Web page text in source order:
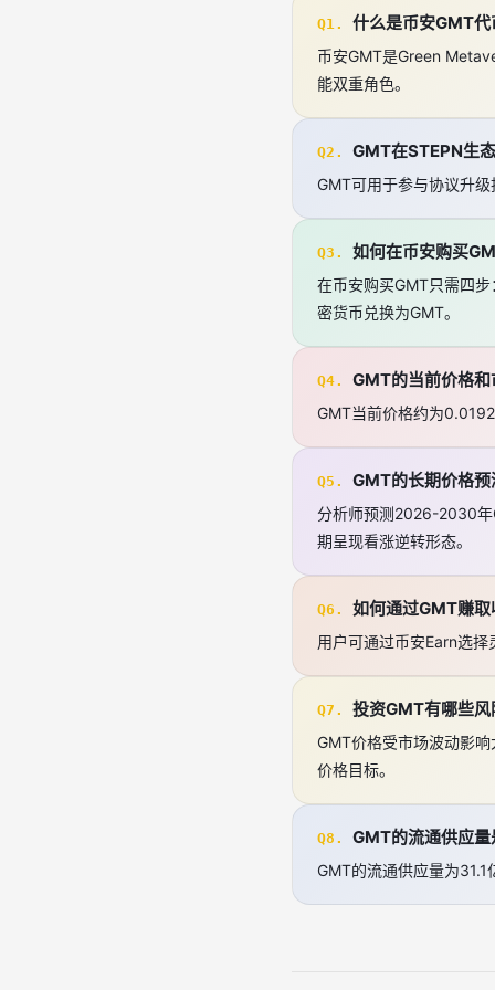
Q1. 什么是币安GMT代
币安GMT是Green
能双重角色。
Q2. GMT在STEPN生
GMT可用于参与协议升
Q3. 如何在币安购买
在币安购买GMT只需四
密货币兑换为GMT。
Q4. GMT的当前价格
GMT当前价格约为
Q5. GMT的长期价格预
分析师预测2026-2030年
期呈现看涨逆转形态。
Q6. 如何通过GMT赚取
用户可通过币安Earn选
Q7. 投资GMT有哪些风
GMT价格受市场波动影
价格目标。
Q8. GMT的流通供应量
GMT的流通供应量为